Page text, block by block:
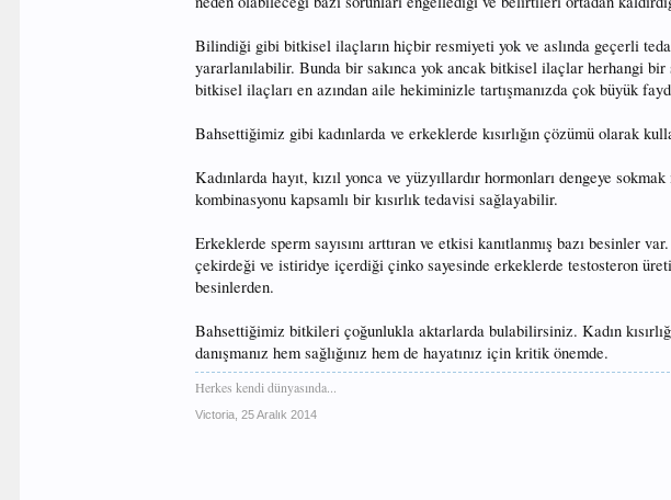
Bilindiği gibi bitkisel ilaçların hiçbir resmiyeti yok ve aslında geçerli
yararlanılabilir. Bunda bir sakınca yok ancak bitkisel ilaçlar herhangi bir
bitkisel ilaçları en azından aile hekiminizle tartışmanızda çok büyük
Bahsettiğimiz gibi kadınlarda ve erkeklerde kısırlığın çözümü olarak
Kadınlarda hayıt, kızıl yonca ve yüzyıllardır hormonları dengeye
kombinasyonu kapsamlı bir kısırlık tedavisi sağlayabilir.
Erkeklerde sperm sayısını arttıran ve etkisi kanıtlanmış bazı besinler
çekirdeği ve istiridye içerdiği çinko sayesinde erkeklerde testosteron
besinlerden.
Bahsettiğimiz bitkileri çoğunlukla aktarlarda bulabilirsiniz. Kadın
danışmanız hem sağlığınız hem de hayatınız için kritik önemde.
Herkes kendi dünyasında...
Victoria 25 Aralık 2014